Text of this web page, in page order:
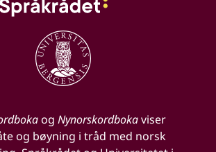
og Nynorskordbokaviser
og bøyning i tråd med norsk